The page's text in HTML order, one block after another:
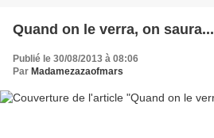
Quand on le verra, on saura...
Publié le 30/08/2013 à 08:06
Par Madamezazaofmars